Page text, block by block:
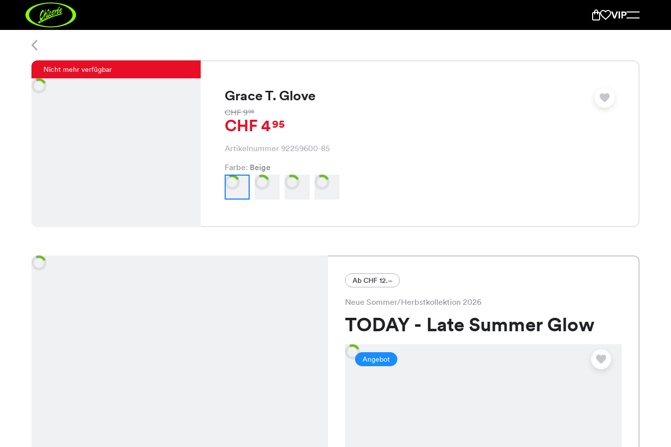
Nicht mehr verfügbar
Grace T. Glove
CHF 995
CHF 495
Artikelnummer 92259600-85
Farbe: Beige
Ab CHF 12.–
Neue Sommer/Herbstkollektion 2026
TODAY - Late Summer Glow
Angebot